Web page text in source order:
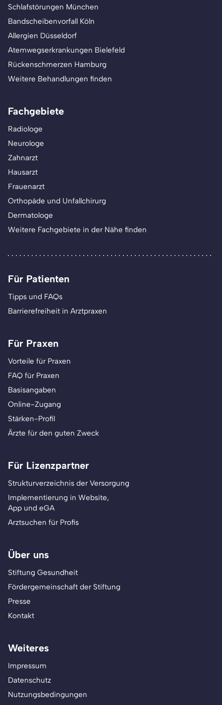
Schlafstörungen München
Bandscheibenvorfall Köln
Allergien Düsseldorf
Atemwegserkrankungen Bielefeld
Rückenschmerzen Hamburg
Weitere Behandlungen finden
Fachgebiete
Radiologe
Neurologe
Zahnarzt
Hausarzt
Frauenarzt
Orthopäde und Unfallchirurg
Dermatologe
Weitere Fachgebiete in der Nähe finden
Für Patienten
Tipps und FAQs
Barrierefreiheit in Arztpraxen
Für Praxen
Vorteile für Praxen
FAQ für Praxen
Basisangaben
Online-Zugang
Stärken-Profil
Ärzte für den guten Zweck
Für Lizenzpartner
Strukturverzeichnis der Versorgung
Implementierung in Website,
App und eGA
Arztsuchen für Profis
Über uns
Stiftung Gesundheit
Fördergemeinschaft der Stiftung
Presse
Kontakt
Weiteres
Impressum
Datenschutz
Nutzungsbedingungen